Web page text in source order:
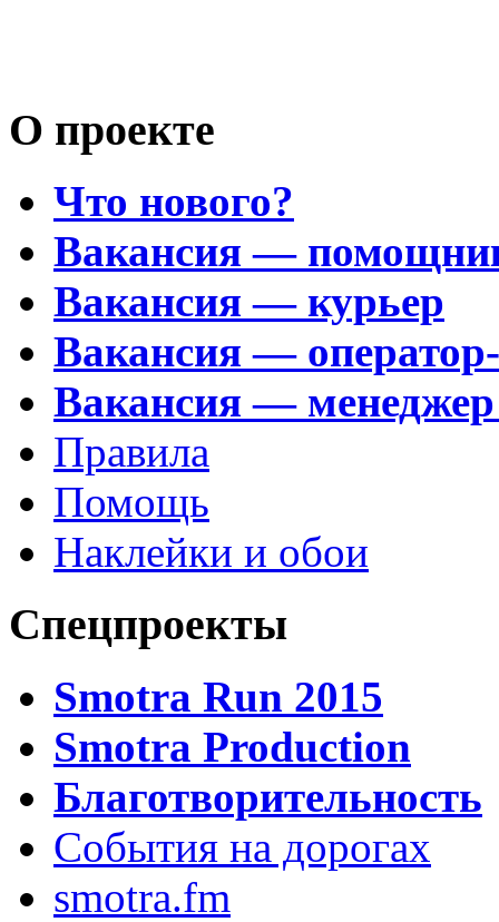
О проекте
Что нового?
Вакансия —
Вакансия — курьер
Вакансия —
Вакансия —
Правила
Помощь
Наклейки и обои
Спецпроекты
Smotra Run 2015
Smotra Production
Благотворительность
События на дорогах
smotra.fm